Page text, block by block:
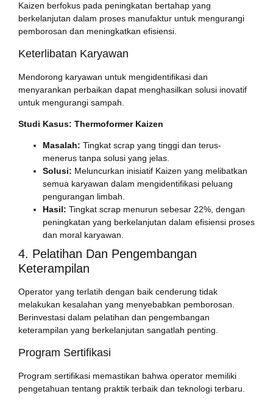
Kaizen berfokus pada peningkatan bertahap yang
berkelanjutan dalam proses manufaktur untuk mengurangi
pemborosan dan meningkatkan efisiensi.
Keterlibatan Karyawan
Mendorong karyawan untuk mengidentifikasi dan
menyarankan perbaikan dapat menghasilkan solusi inovatif
untuk mengurangi sampah.
Studi Kasus: Thermoformer Kaizen
Masalah: Tingkat scrap yang tinggi dan terus-
menerus tanpa solusi yang jelas.
Solusi: Meluncurkan inisiatif Kaizen yang melibatkan
semua karyawan dalam mengidentifikasi peluang
pengurangan limbah.
Hasil: Tingkat scrap menurun sebesar 22%, dengan
peningkatan yang berkelanjutan dalam efisiensi proses
dan moral karyawan.
4. Pelatihan Dan Pengembangan
Keterampilan
Operator yang terlatih dengan baik cenderung tidak
melakukan kesalahan yang menyebabkan pemborosan.
Berinvestasi dalam pelatihan dan pengembangan
keterampilan yang berkelanjutan sangatlah penting.
Program Sertifikasi
Program sertifikasi memastikan bahwa operator memiliki
pengetahuan tentang praktik terbaik dan teknologi terbaru.